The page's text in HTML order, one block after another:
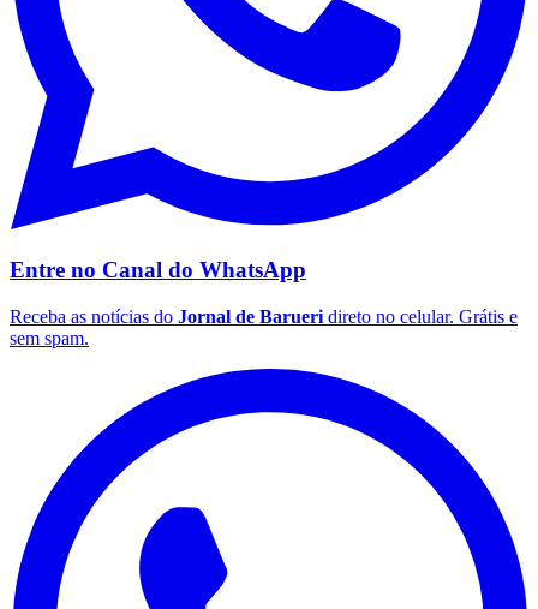
Flamengo
Entre no Canal do WhatsApp
Receba as notícias do Jornal de Barueri direto no celular. Grátis e
sem spam.